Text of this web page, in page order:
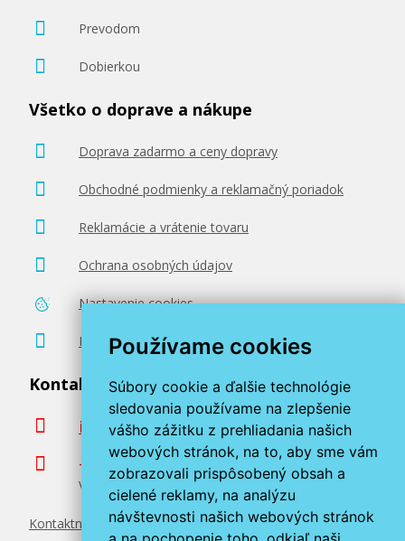
Používame cookies
Súbory cookie a ďalšie technológie
sledovania používame na zlepšenie
vášho zážitku z prehliadania našich
webových stránok, na to, aby sme vám
zobrazovali prispôsobený obsah a
cielené reklamy, na analýzu
návštevnosti našich webových stránok
Prevodom
Dobierkou
Všetko o doprave a nákupe
Doprava zadarmo a ceny dopravy
Obchodné podmienky a reklamačný poriadok
Reklamácie a vrátenie tovaru
Ochrana osobných údajov
Nastavenie cookies
Poradenstvo zadarmo
Kontaktujte nás
info@miroluk.sk
+420 377 222 313
Volajte v pracovné dni od 8. do 17. hod.
Kontaktné údaje